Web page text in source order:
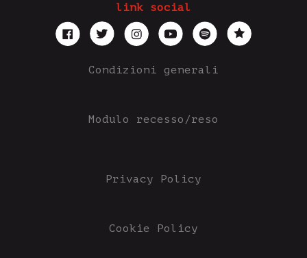
link social
Condizioni generali
Modulo recesso/reso
Privacy Policy
Cookie Policy